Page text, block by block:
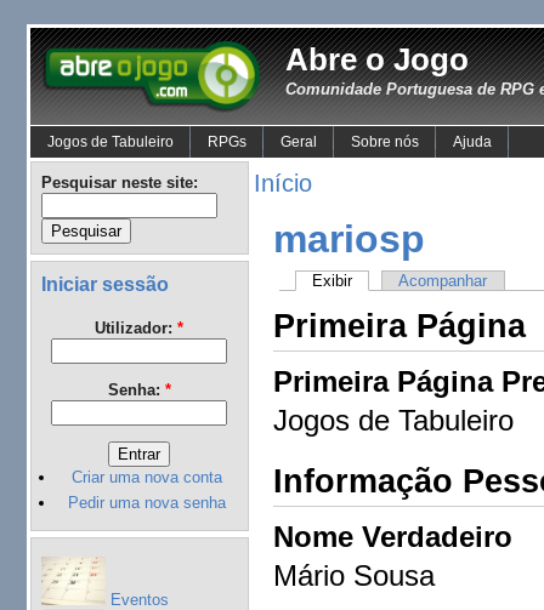
Abre o Jogo
Comunidade Portuguesa de RPG
Jogos de Tabuleiro RPGs Geral Sobre nós Ajuda
Pesquisar neste site:
Iniciar sessão
Utilizador: *
Senha: *
Criar uma nova conta
Pedir uma nova senha
Eventos
Início
mariosp
Exibir Acompanhar
Primeira Página
Primeira Página
Jogos de Tabuleiro
Informação
Nome Verdadeiro
Mário Sousa